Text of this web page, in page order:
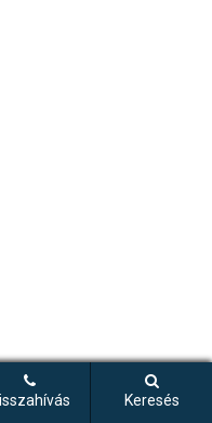
Keresés